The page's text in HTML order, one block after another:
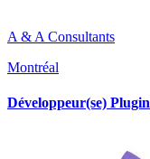
A & A Consultants
Montréal
Développeur(se) Plugin